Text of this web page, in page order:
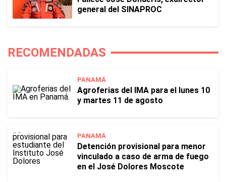
general del SINAPROC
RECOMENDADAS
PANAMÁ
Agroferias del IMA para el lunes 10
y martes 11 de agosto
PANAMÁ
Detención provisional para menor
vinculado a caso de arma de fuego
en el José Dolores Moscote